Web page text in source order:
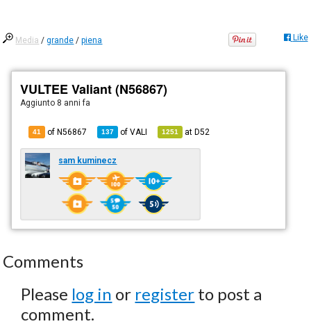
Media /grande /piena Like
VULTEE Valiant (N56867)
Aggiunto 8 anni fa
41 of N56867 137 ofVALI 1251 atD52
sam kuminecz
Comments
Please log in or register to post a
comment.